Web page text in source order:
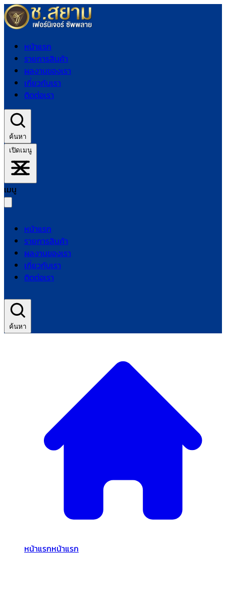
หน้าแรก
รายการสินค้า
ผลงานของเรา
เกี่ยวกับเรา
ติดต่อเรา
ค้นหา
เปิดเมนู
เมนู
หน้าแรก
รายการสินค้า
ผลงานของเรา
เกี่ยวกับเรา
ติดต่อเรา
ค้นหา
หน้าแรกหน้าแรก